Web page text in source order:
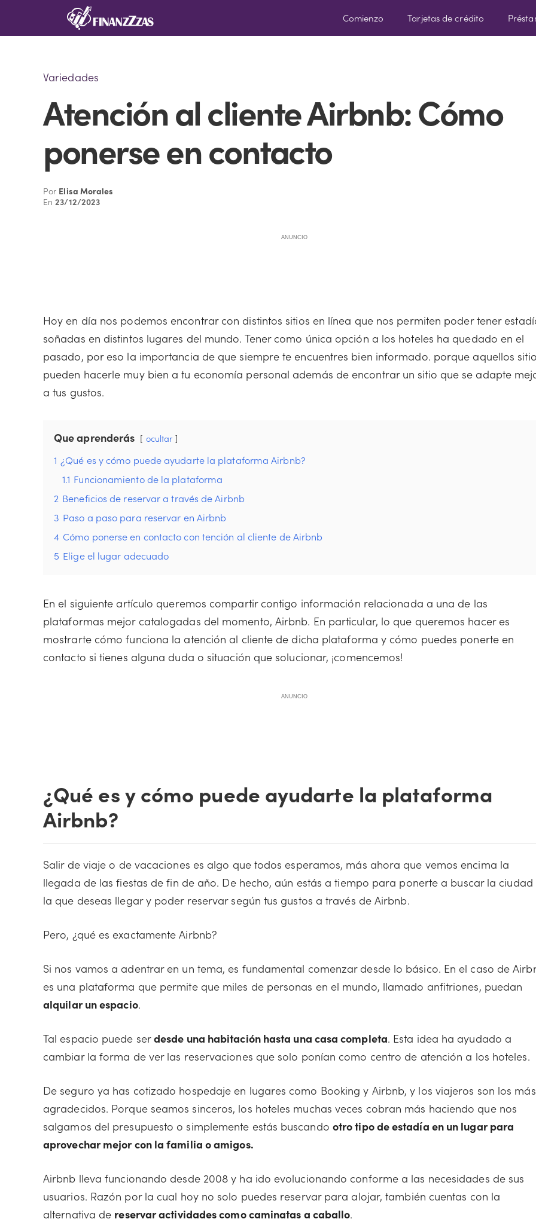
Comienzo Tarjetas de crédito
Variedades
Atención al cliente Airbnb: Cómo
ponerse en contacto
Por Elisa Morales
En23/12/2023
ANUNCIO
Hoy en día nos podemos encontrar con distintos sitios en línea que nos permiten poder tener
soñadas en distintos lugares del mundo. Tener como única opción a los hoteles ha quedado en el
pasado, por eso la importancia de que siempre te encuentres bien informado. porque aquellos
pueden hacerle muy bien a tu economía personal además de encontrar un sitio que se adapte
a tus gustos.
Que aprenderás ocultar
1 ¿Qué es y cómo puede ayudarte la plataforma Airbnb?
1.1 Funcionamiento de la plataforma
2 Beneficios de reservar a través de Airbnb
3 Paso a paso para reservar en Airbnb
4 Cómo ponerse en contacto con tención al cliente de Airbnb
5 Elige el lugar adecuado
En el siguiente artículo queremos compartir contigo información relacionada a una de las
plataformas mejor catalogadas del momento, Airbnb. En particular, lo que queremos hacer es
mostrarte cómo funciona la atención al cliente de dicha plataforma y cómo puedes ponerte en
contacto si tienes alguna duda o situación que solucionar, ¡comencemos!
ANUNCIO
¿Qué es y cómo puede ayudarte la plataforma
Airbnb?
Salir de viaje o de vacaciones es algo que todos esperamos, más ahora que vemos encima la
llegada de las fiestas de fin de año. De hecho, aún estás a tiempo para ponerte a buscar la ciudad
la que deseas llegar y poder reservar según tus gustos a través de Airbnb.
Pero, ¿qué es exactamente Airbnb?
Si nos vamos a adentrar en un tema, es fundamental comenzar desde lo básico. En el caso de
es una plataforma que permite que miles de personas en el mundo, llamado anfitriones, puedan
alquilar un espacio.
Tal espacio puede serdesde una habitación hasta una casa completa. Esta idea ha ayudado a
cambiar la forma de ver las reservaciones que solo ponían como centro de atención a los hoteles.
De seguro ya has cotizado hospedaje en lugares como Booking y Airbnb, y los viajeros son los más
agradecidos. Porque seamos sinceros, los hoteles muchas veces cobran más haciendo que nos
salgamos del presupuesto o simplemente estás buscando otro tipo de estadía en un lugar para
aprovechar mejor con la familia o amigos.
Airbnb lleva funcionando desde 2008 y ha ido evolucionando conforme a las necesidades de sus
usuarios. Razón por la cual hoy no solo puedes reservar para alojar, también cuentas con la
alternativa de reservar actividades como caminatas a caballo.